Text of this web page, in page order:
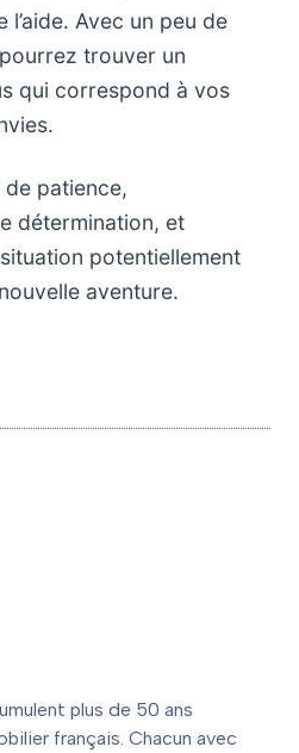
l’aide. Avec un peu de
trouver un
qui correspond à vos
patience,
détermination, et
potentiellement
aventure.
plus de 50 ans
français. Chacun avec